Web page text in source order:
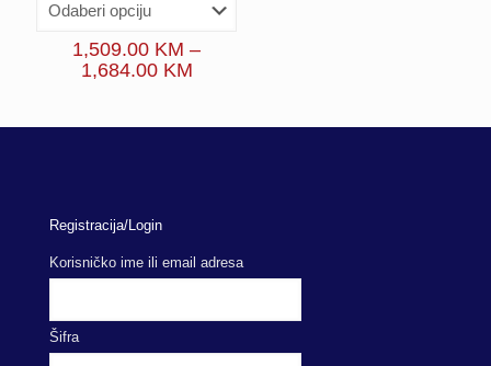
1,509.00 KM –
1,684.00 KMPrice
through
Registracija/Login
Korisničko ime ili email adresa
Šifra